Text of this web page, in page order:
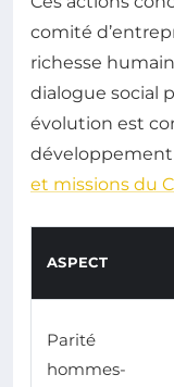
comité
richesse
dialogue social
évolution est
développement
et missions du
ASPECT
Parité
hommes-